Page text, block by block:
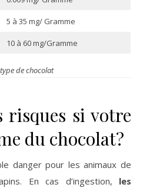
5 à 35 mg/ Gramme
10 à 60 mg/Gramme
de chocolat
risques si votre
du chocolat?
danger pour les animaux de
En cas d’ingestion, les